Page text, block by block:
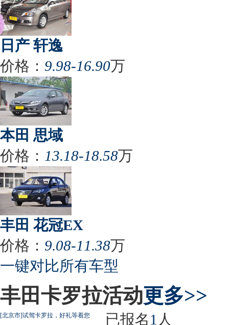
日产 轩逸
价格： 9.98-16.90万
本田 思域
价格： 13.18-18.58万
丰田 花冠EX
价格： 9.08-11.38万
一键对比所有车型
丰田卡罗拉活动更多>>
[北京市]试驾卡罗拉，好礼等着您 已报名1 人